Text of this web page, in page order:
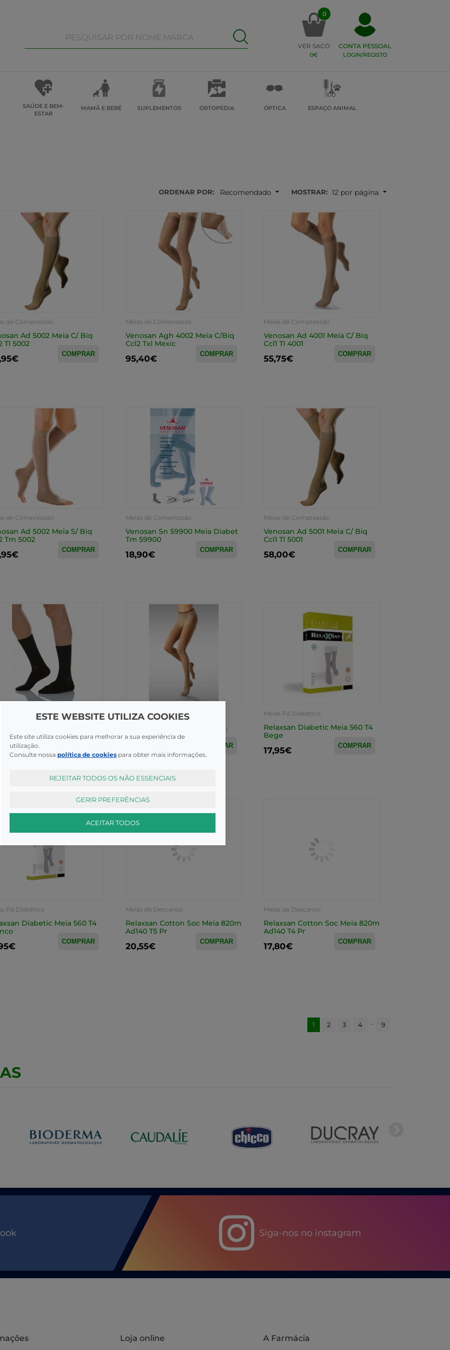
0
VER SACO
0€
CONTA PESSOAL
LOGIN/REGISTO
SAÚDE E BEM-
ESTAR
MAMÃ E BEBÉ SUPLEMENTOS ORTOPEDIA ÓPTICA ESPAÇO ANIMAL
ORDENAR POR: Recomendado MOSTRAR: 12 por página
de Compressão
Ad 5002 Meia C/ Biq
Tl 5002
COMPRAR
Meias de Compressão
Venosan Agh 4002 Meia C/Biq
Ccl2 Txl Mexic
95,40€ COMPRAR
Meias de Compressão
Venosan Ad 4001 Meia C/ Biq
Ccl1 Tl 4001
55,75€ COMPRAR
de Compressão
Ad 5002 Meia S/ Biq
Tm 5002
COMPRAR
Meias de Compressão
Venosan Sn 59900 Meia Diabet
Tm 59900
18,90€ COMPRAR
Meias de Compressão
Venosan Ad 5001 Meia C/ Biq
Ccl1 Tl 5001
58,00€ COMPRAR
Pé Diabético
Diabetic Meia 560 T5
Meias de Compressão
Venosan At 4002 Coll C/ Biq.
Ccl2 Tm 4002
102,30€ COMPRAR
Meias Pé Diabético
Relaxsan Diabetic Meia 560 T4
Bege
17,95€ COMPRAR
Pé Diabético
Diabetic Meia 560 T4
COMPRAR
Meias de Descanso
Relaxsan Cotton Soc Meia 820m
Ad140 T5 Pr
20,55€ COMPRAR
Meias de Descanso
Relaxsan Cotton Soc Meia 820m
Ad140 T4 Pr
17,80€ COMPRAR
1 2 3 4 9
Siga-nos no instagram
Loja online A Farmácia
ESTE WEBSITE UTILIZA COOKIES
Este site utiliza cookies para melhorar a sua experiência de
utilização.
Consulte nossa política de cookies para obter mais informações.
REJEITAR TODOS OS NÃO ESSENCIAIS
GERIR PREFERÊNCIAS
ACEITAR TODOS